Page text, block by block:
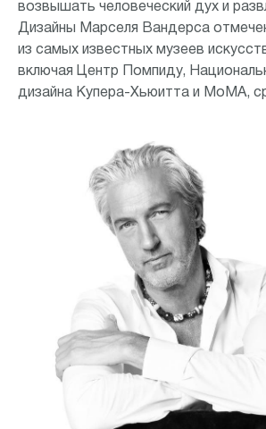
возвышать человеческий дух и
Дизайны Марселя Вандерса
из самых известных музеев
включая Центр Помпиду,
дизайна Купера-Хьюитта и МоМА,